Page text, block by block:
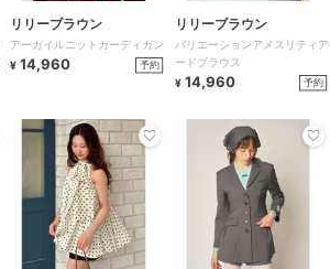
リリーブラウン
アーガイルニットカーディガン
¥ 14,960 予約
リリーブラウン
バリエーションアメスリティア
ードブラウス
¥ 14,960 予約